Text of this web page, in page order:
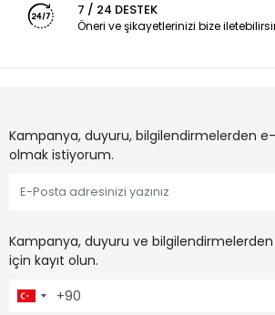
7 / 24 DESTEK
Öneri ve şikayetlerinizi bize
Kampanya, duyuru, bilgilendirmelerden
olmak istiyorum.
Kampanya, duyuru ve
için kayıt olun.